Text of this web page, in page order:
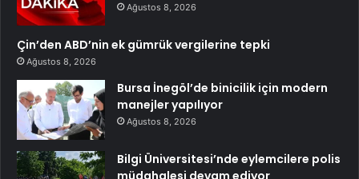
Ağustos 8, 2026
Çin’den ABD’nin ek gümrük vergilerine tepki
Ağustos 8, 2026
Bursa İnegöl’de binicilik için modern
manejler yapılıyor
Ağustos 8, 2026
Bilgi Üniversitesi’nde eylemcilere polis